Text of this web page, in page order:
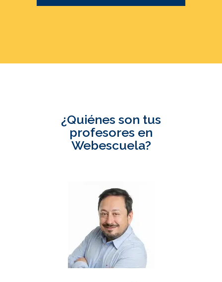
¿Quiénes son tus
profesores en
Webescuela?